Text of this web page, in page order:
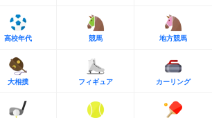
高校年代 競馬 地方競馬
大相撲 フィギュア カーリング